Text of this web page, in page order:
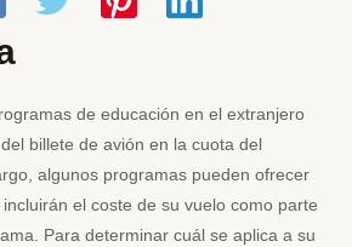
de educación en el extranjero
billete de avión en la cuota del
algunos programas pueden ofrecer
el coste de su vuelo como parte
Para determinar cuál se aplica a su